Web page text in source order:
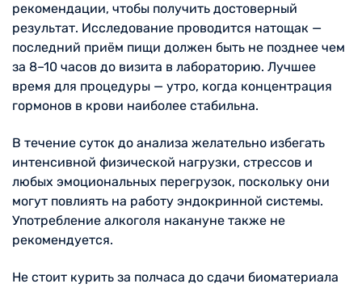
рекомендации, чтобы получить достоверный
результат. Исследование проводится натощак —
последний приём пищи должен быть не позднее чем
за 8–10 часов до визита в лабораторию. Лучшее
время для процедуры — утро, когда концентрация
гормонов в крови наиболее стабильна.
В течение суток до анализа желательно избегать
интенсивной физической нагрузки, стрессов и
любых эмоциональных перегрузок, поскольку они
могут повлиять на работу эндокринной системы.
Употребление алкоголя накануне также не
рекомендуется.
Не стоит курить за полчаса до сдачи биоматериала